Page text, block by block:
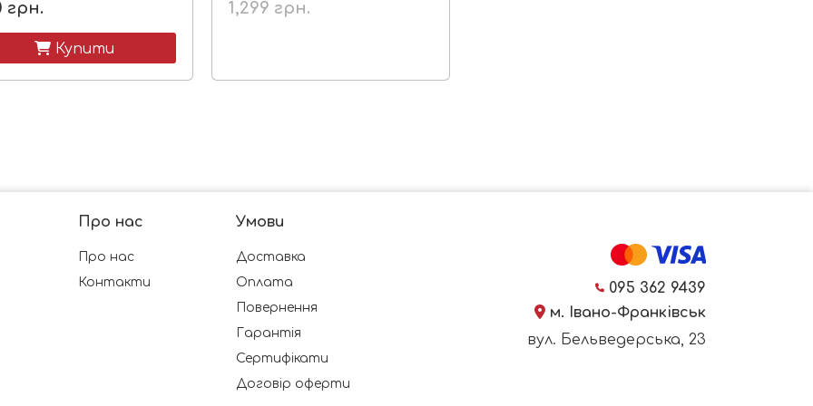
грн.
 Купити
1,299 грн.
Про нас
Про нас
Контакти
Умови
Доставка
Оплата
Повернення
Гарантія
Сертифікати
Договір оферти
095 362 9439
м. Івано-Франківськ
вул. Бельведерська, 23